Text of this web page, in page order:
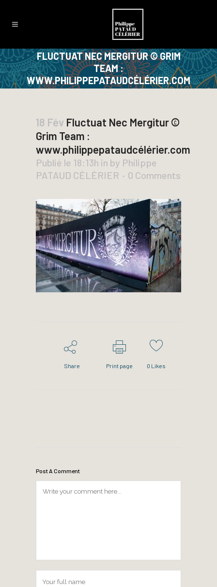
FLUCTUAT NEC MERGITUR © GRIM
TEAM :
WWW.PHILIPPEPATAUDCÉLÉRIER.COM
18 Fév Fluctuat Nec Mergitur ©
Grim Team :
www.philippepataudcélérier.com
Publié le 18:13h in by Philippe
PATAUD CÉLÉRIER
0 Comments
Share Print page 0 Likes
Post A Comment